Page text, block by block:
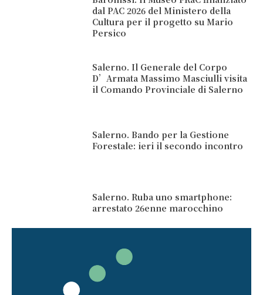
dal PAC 2026 del Ministero della
Cultura per il progetto su Mario
Persico
Salerno. Il Generale del Corpo
D’Armata Massimo Masciulli visita
il Comando Provinciale di Salerno
Salerno. Bando per la Gestione
Forestale: ieri il secondo incontro
Salerno. Ruba uno smartphone:
arrestato 26enne marocchino